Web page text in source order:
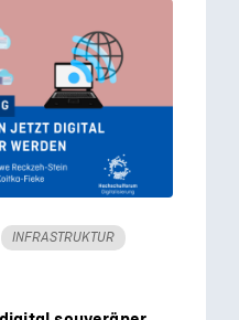
INFRASTRUKTUR